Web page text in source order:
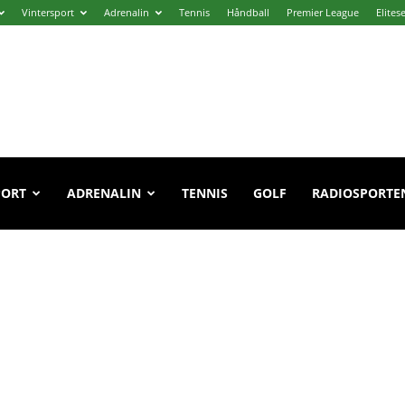
Vintersport Adrenalin Tennis Håndball Premier League
ADRENALIN TENNIS GOLF